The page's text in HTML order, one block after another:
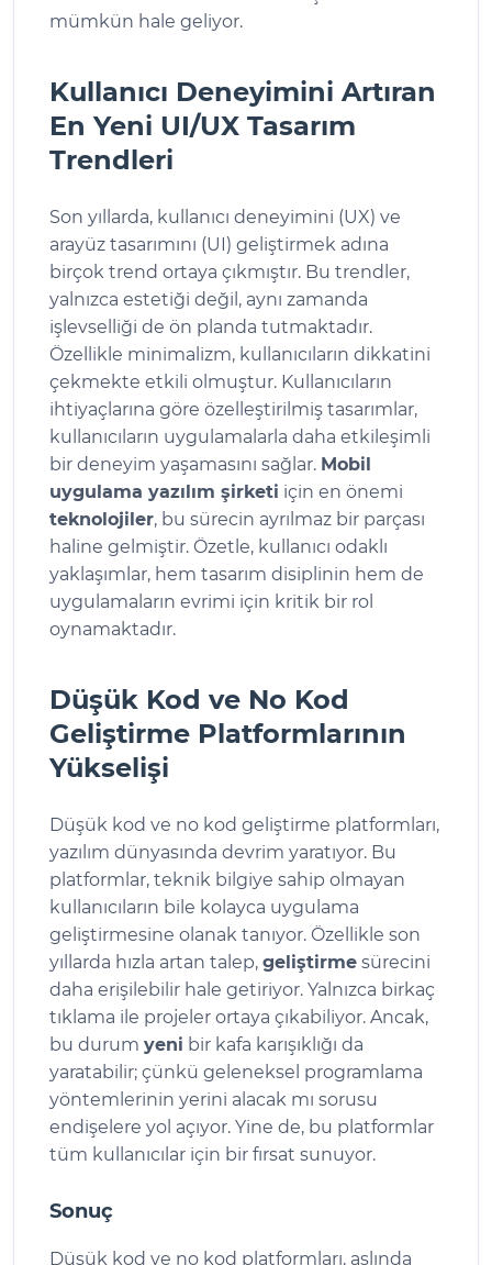
mümkün hale geliyor.
Kullanıcı Deneyimini Artıran
En Yeni UI/UX Tasarım
Trendleri
Son yıllarda, kullanıcı deneyimini (UX) ve
arayüz tasarımını (UI) geliştirmek adına
birçok trend ortaya çıkmıştır. Bu trendler,
yalnızca estetiği değil, aynı zamanda
işlevselliği de ön planda tutmaktadır.
Özellikle minimalizm, kullanıcıların dikkatini
çekmekte etkili olmuştur. Kullanıcıların
ihtiyaçlarına göre özelleştirilmiş tasarımlar,
kullanıcıların uygulamalarla daha etkileşimli
bir deneyim yaşamasını sağlar. Mobil
uygulama yazılım şirketi için en önemi
teknolojiler, bu sürecin ayrılmaz bir parçası
haline gelmiştir. Özetle, kullanıcı odaklı
yaklaşımlar, hem tasarım disiplinin hem de
uygulamaların evrimi için kritik bir rol
oynamaktadır.
Düşük Kod ve No Kod
Geliştirme Platformlarının
Yükselişi
Düşük kod ve no kod geliştirme platformları,
yazılım dünyasında devrim yaratıyor. Bu
platformlar, teknik bilgiye sahip olmayan
kullanıcıların bile kolayca uygulama
geliştirmesine olanak tanıyor. Özellikle son
yıllarda hızla artan talep, geliştirme sürecini
daha erişilebilir hale getiriyor. Yalnızca birkaç
tıklama ile projeler ortaya çıkabiliyor. Ancak,
bu durum yeni bir kafa karışıklığı da
yaratabilir; çünkü geleneksel programlama
yöntemlerinin yerini alacak mı sorusu
endişelere yol açıyor. Yine de, bu platformlar
tüm kullanıcılar için bir fırsat sunuyor.
Sonuç
Düşük kod ve no kod platformları, aslında